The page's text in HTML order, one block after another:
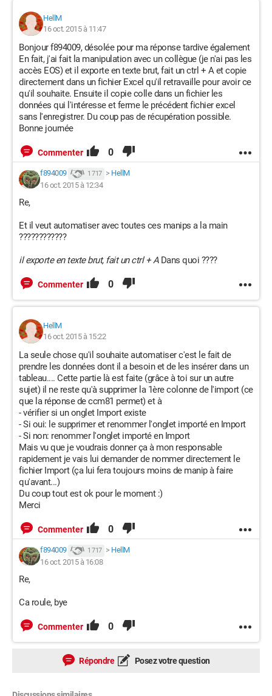
HellM
16 oct. 2015 à 11:47
Bonjour f894009, désolée pour ma réponse tardive également
En fait, j'ai fait la manipulation avec un collègue (je n'ai pas les
accès EOS) et il exporte en texte brut, fait un ctrl + A et copie
directement dans un fichier Excel qu'il retravaille pour avoir ce
qu'il souhaite. Ensuite il copie colle dans un fichier les
données qui l'intéresse et ferme le précédent fichier excel
sans l'enregistrer. Du coup pas de récupération possible.
Bonne journée
Commenter 0
f894009 1 717 > HellM
16 oct. 2015 à 12:34
Re,
Et il veut automatiser avec toutes ces manips a la main
????????????
il exporte en texte brut, fait un ctrl + ADans quoi ????
Commenter 0
HellM
16 oct. 2015 à 15:22
La seule chose qu'il souhaite automatiser c'est le fait de
prendre les données dont il a besoin et de les insérer dans un
tableau.... Cette partie là est faite (grâce à toi sur un autre
sujet) il ne reste qu'à supprimer la 1ère colonne de l'import (ce
que la réponse de ccm81 permet) et à
- vérifier si un onglet Import existe
- Si oui: le supprimer et renommer l'onglet importé en Import
- Si non: renommer l'onglet importé en Import
Mais vu que je voudrais donner ça à mon responsable
rapidement je vais lui demander de nommer directement le
fichier Import (ça lui fera toujours moins de manip à faire
qu'avant...)
Du coup tout est ok pour le moment :)
Merci
Commenter 0
f894009 1 717 > HellM
16 oct. 2015 à 16:08
Re,
Ca roule, bye
Commenter 0
Répondre Posez votre question